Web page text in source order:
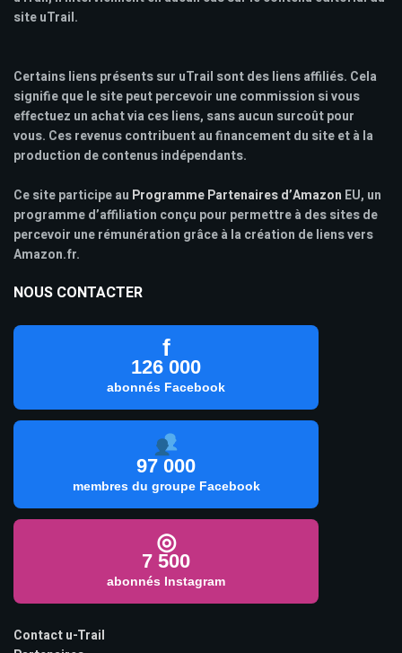
site uTrail.
Certains liens présents sur uTrail sont des liens affiliés. Cela
signifie que le site peut percevoir une commission si vous
effectuez un achat via ces liens, sans aucun surcoût pour
vous. Ces revenus contribuent au financement du site et à la
production de contenus indépendants.
Ce site participe au Programme Partenaires d’Amazon EU, un
programme d’affiliation conçu pour permettre à des sites de
percevoir une rémunération grâce à la création de liens vers
Amazon.fr.
NOUS CONTACTER
f
126 000
abonnés Facebook
97 000
membres du groupe Facebook
◎
7 500
abonnés Instagram
Contact u-Trail